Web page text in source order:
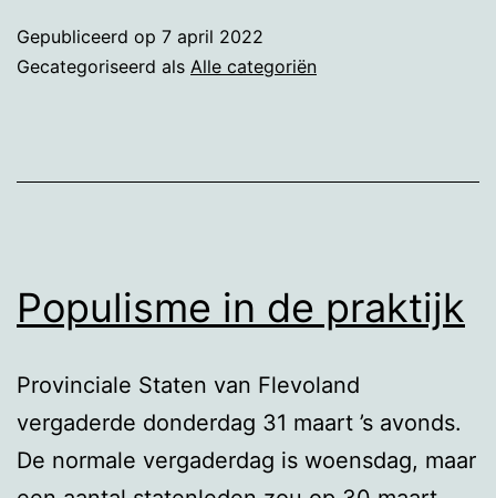
Gepubliceerd op 7 april 2022
Gecategoriseerd als Alle categoriën
Populisme in de praktijk
Provinciale Staten van Flevoland
vergaderde donderdag 31 maart ’s avonds.
De normale vergaderdag is woensdag, maar